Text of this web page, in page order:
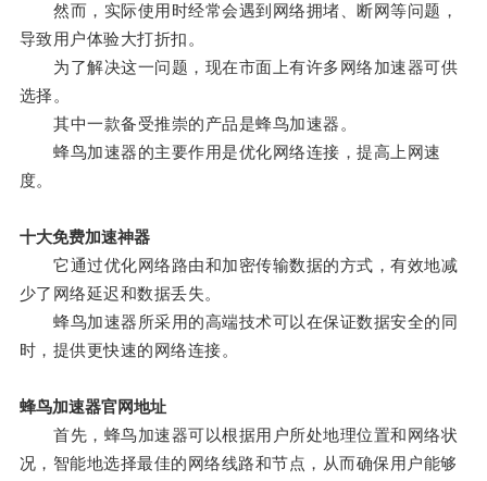
然而，实际使用时经常会遇到网络拥堵、断网等问题，
导致用户体验大打折扣。
为了解决这一问题，现在市面上有许多网络加速器可供
选择。
其中一款备受推崇的产品是蜂鸟加速器。
蜂鸟加速器的主要作用是优化网络连接，提高上网速
度。
十大免费加速神器
它通过优化网络路由和加密传输数据的方式，有效地减
少了网络延迟和数据丢失。
蜂鸟加速器所采用的高端技术可以在保证数据安全的同
时，提供更快速的网络连接。
蜂鸟加速器官网地址
首先，蜂鸟加速器可以根据用户所处地理位置和网络状
况，智能地选择最佳的网络线路和节点，从而确保用户能够